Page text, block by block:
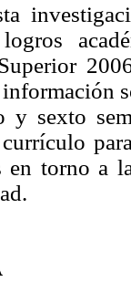
y sexto
en torno a